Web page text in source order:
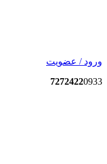
ورود / عضویت
72724220933